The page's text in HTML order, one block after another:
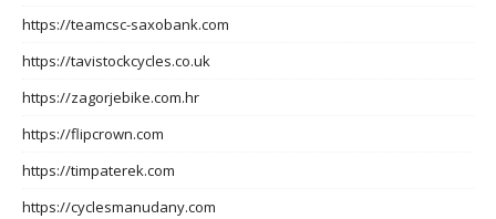
https://teamcsc-saxobank.com
https://tavistockcycles.co.uk
https://zagorjebike.com.hr
https://flipcrown.com
https://timpaterek.com
https://cyclesmanudany.com